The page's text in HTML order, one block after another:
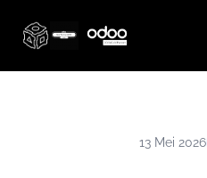
Thinq Technology
13 Mei 2026